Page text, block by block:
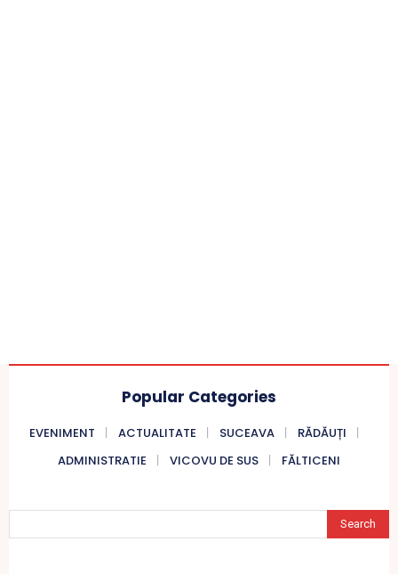
Popular Categories
EVENIMENT ACTUALITATE SUCEAVA
RĂDĂUȚI
ADMINISTRATIE
VICOVU DE SUS FĂLTICENI
Search